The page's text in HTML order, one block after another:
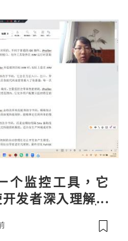
个监控工具，它
发者深入理解JV
收机制和并发原
数据，它将抽象